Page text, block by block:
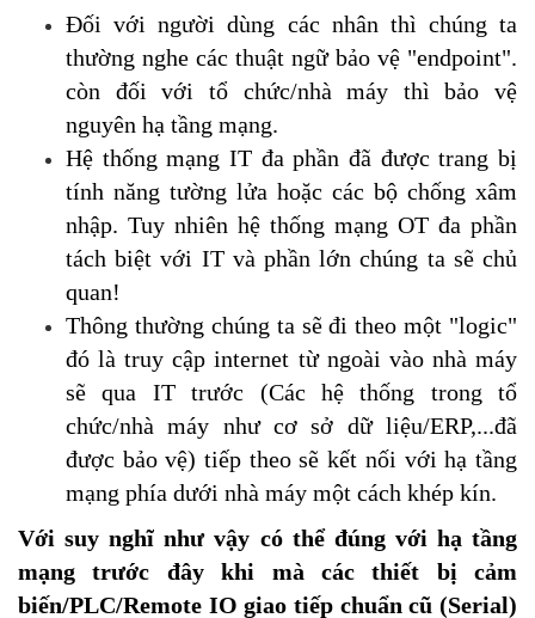
Đối với người dùng các nhân thì chúng ta
thường nghe các thuật ngữ bảo vệ "endpoint".
còn đối với tổ chức/nhà máy thì bảo vệ
nguyên hạ tầng mạng.
Hệ thống mạng IT đa phần đã được trang bị
tính năng tường lửa hoặc các bộ chống xâm
nhập. Tuy nhiên hệ thống mạng OT đa phần
tách biệt với IT và phần lớn chúng ta sẽ chủ
quan!
Thông thường chúng ta sẽ đi theo một "logic"
đó là truy cập internet từ ngoài vào nhà máy
sẽ qua IT trước (Các hệ thống trong tổ
chức/nhà máy như cơ sở dữ liệu/ERP,...đã
được bảo vệ) tiếp theo sẽ kết nối với hạ tầng
mạng phía dưới nhà máy một cách khép kín.
Với suy nghĩ như vậy có thể đúng với hạ tầng
mạng trước đây khi mà các thiết bị cảm
biến/PLC/Remote IO giao tiếp chuẩn cũ (Serial)